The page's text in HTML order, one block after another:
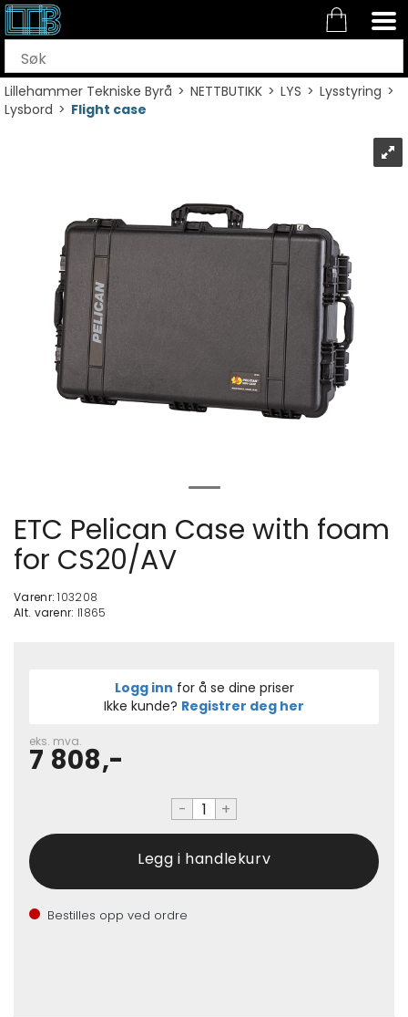
Lillehammer Tekniske Byrå>NETTBUTIKK>LYS>Lysstyring>
Lysbord>Flight case
ETC Pelican Case with foam
for CS20/AV
Varenr:103208
Alt. varenr: I1865
Logg inn for å se dine priser
Ikke kunde? Registrer deg her
eks. mva.
7 808,-
- +
Bestilles opp ved ordre